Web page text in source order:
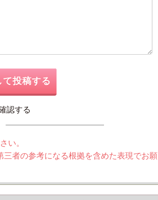
投稿する
認する
い。
者の参考になる根拠を含めた表現でお願